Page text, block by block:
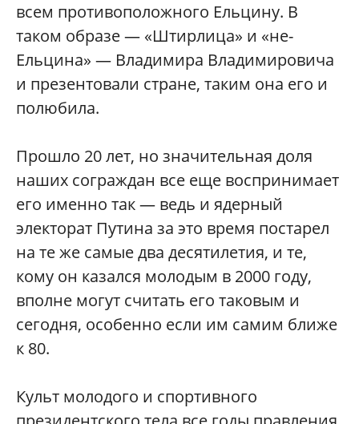
всем противоположного Ельцину. В
таком образе — «Штирлица» и «не-
Ельцина» — Владимира Владимировича
и презентовали стране, таким она его и
полюбила.
Прошло 20 лет, но значительная доля
наших сограждан все еще воспринимает
его именно так — ведь и ядерный
электорат Путина за это время постарел
на те же самые два десятилетия, и те,
кому он казался молодым в 2000 году,
вполне могут считать его таковым и
сегодня, особенно если им самим ближе
к 80.
Культ молодого и спортивного